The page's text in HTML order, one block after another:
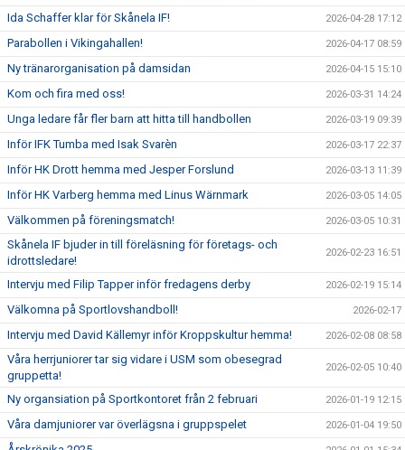
Ida Schaffer klar för Skånela IF! 2026-04-28 17:12
Parabollen i Vikingahallen! 2026-04-17 08:59
Ny tränarorganisation på damsidan 2026-04-15 15:10
Kom och fira med oss! 2026-03-31 14:24
Unga ledare får fler barn att hitta till handbollen 2026-03-19 09:39
Inför IFK Tumba med Isak Svarèn 2026-03-17 22:37
Inför HK Drott hemma med Jesper Forslund 2026-03-13 11:39
Inför HK Varberg hemma med Linus Wärnmark 2026-03-05 14:05
Välkommen på föreningsmatch! 2026-03-05 10:31
Skånela IF bjuder in till föreläsning för företags- och
idrottsledare!
2026-02-23 16:51
Intervju med Filip Tapper inför fredagens derby 2026-02-19 15:14
Välkomna på Sportlovshandboll! 2026-02-17
Intervju med David Källemyr inför Kroppskultur hemma! 2026-02-08 08:58
Våra herrjuniorer tar sig vidare i USM som obesegrad
gruppetta!
2026-02-05 10:40
Ny organsiation på Sportkontoret från 2 februari 2026-01-19 12:15
Våra damjuniorer var överlägsna i gruppspelet 2026-01-04 19:50